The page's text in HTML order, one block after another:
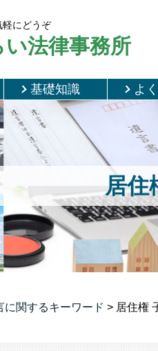
居住
軽にどうぞ
い法律事務所
基礎知識 よ
に関するキーワード > 居住権